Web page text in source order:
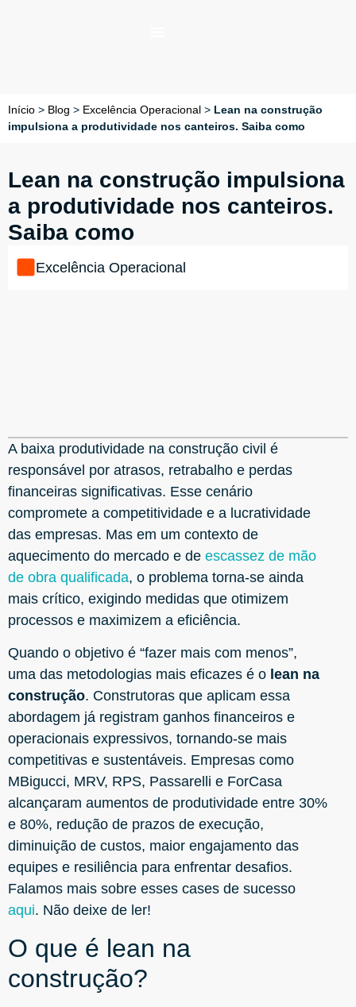
Início > Blog > Excelência Operacional > Lean na construção
impulsiona a produtividade nos canteiros. Saiba como
Lean na construção impulsiona
a produtividade nos canteiros.
Saiba como
Excelência Operacional
A baixa produtividade na construção civil é
responsável por atrasos, retrabalho e perdas
financeiras significativas. Esse cenário
compromete a competitividade e a lucratividade
das empresas. Mas em um contexto de
aquecimento do mercado e de escassez de mão
de obra qualificada, o problema torna-se ainda
mais crítico, exigindo medidas que otimizem
processos e maximizem a eficiência.
Quando o objetivo é “fazer mais com menos”,
uma das metodologias mais eficazes é o lean na
construção. Construtoras que aplicam essa
abordagem já registram ganhos financeiros e
operacionais expressivos, tornando-se mais
competitivas e sustentáveis. Empresas como
MBigucci, MRV, RPS, Passarelli e ForCasa
alcançaram aumentos de produtividade entre 30%
e 80%, redução de prazos de execução,
diminuição de custos, maior engajamento das
equipes e resiliência para enfrentar desafios.
Falamos mais sobre esses cases de sucesso
aqui. Não deixe de ler!
O que é lean na
construção?